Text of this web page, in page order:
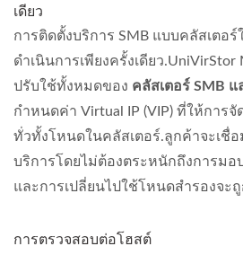
เดียว
การติดตั้งบริการ SMB แบบคลัสเตอ
ดำเนินการเพียงครั้งเดียว.UniVirStor
ปรับใช้ทั้งหมดของ คลัสเตอร์ SMB แ
กำหนดค่า Virtual IP (VIP) ที่ให้การ
ทั่วทั้งโหนดในคลัสเตอร์.ลูกค้าจะเชื่อ
บริการโดยไม่ต้องตระหนักถึงการม
และการเปลี่ยนไปใช้โหนดสำรองจะ
การตรวจสอบต่อโฮสต์